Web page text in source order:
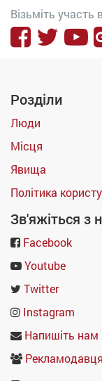
Візьміть
Розділи
Люди
Місця
Явища
Політика
Зв'яжіться з
Facebook
Youtube
Twitter
Instagram
Напишіть нам